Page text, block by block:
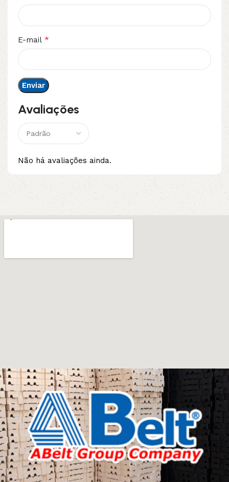
Avaliações
Não há avaliações ainda.
E-mail *